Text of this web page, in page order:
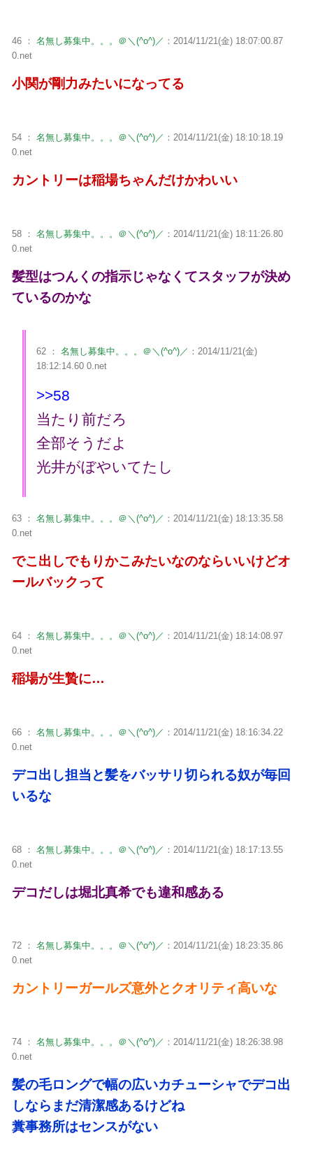
46 ： 名無し募集中。。。＠＼(^o^)／ ：2014/11/21(金) 18:07:00.87
0.net
小関が剛力みたいになってる
54 ： 名無し募集中。。。＠＼(^o^)／ ：2014/11/21(金) 18:10:18.19
0.net
カントリーは稲場ちゃんだけかわいい
58 ： 名無し募集中。。。＠＼(^o^)／ ：2014/11/21(金) 18:11:26.80
0.net
髪型はつんくの指示じゃなくてスタッフが決め
ているのかな
62 ： 名無し募集中。。。＠＼(^o^)／ ：2014/11/21(金)
18:12:14.60 0.net
>>58
当たり前だろ
全部そうだよ
光井がぼやいてたし
63 ： 名無し募集中。。。＠＼(^o^)／ ：2014/11/21(金) 18:13:35.58
0.net
でこ出しでもりかこみたいなのならいいけどオ
ールバックって
64 ： 名無し募集中。。。＠＼(^o^)／ ：2014/11/21(金) 18:14:08.97
0.net
稲場が生贄に…
66 ： 名無し募集中。。。＠＼(^o^)／ ：2014/11/21(金) 18:16:34.22
0.net
デコ出し担当と髪をバッサリ切られる奴が毎回
いるな
68 ： 名無し募集中。。。＠＼(^o^)／ ：2014/11/21(金) 18:17:13.55
0.net
デコだしは堀北真希でも違和感ある
72 ： 名無し募集中。。。＠＼(^o^)／ ：2014/11/21(金) 18:23:35.86
0.net
カントリーガールズ意外とクオリティ高いな
74 ： 名無し募集中。。。＠＼(^o^)／ ：2014/11/21(金) 18:26:38.98
0.net
髪の毛ロングで幅の広いカチューシャでデコ出
しならまだ清潔感あるけどね
糞事務所はセンスがない